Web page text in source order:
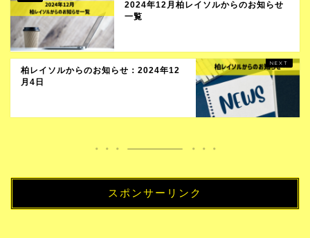
2024年12月柏レイソルからのお知らせ
一覧
柏レイソルからのお知らせ：2024年12
月4日
スポンサーリンク